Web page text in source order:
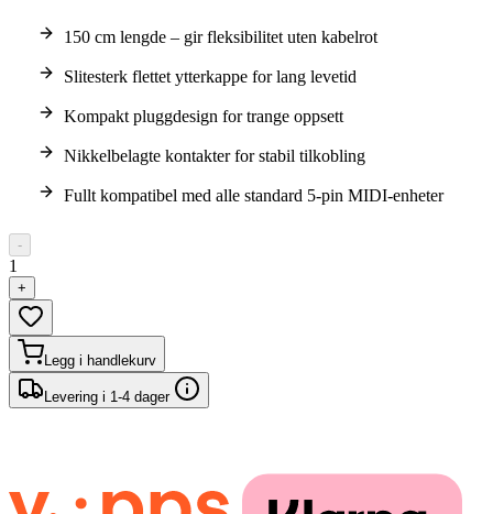
150 cm lengde – gir fleksibilitet uten kabelrot
Slitesterk flettet ytterkappe for lang levetid
Kompakt pluggdesign for trange oppsett
Nikkelbelagte kontakter for stabil tilkobling
Fullt kompatibel med alle standard 5-pin MIDI-enheter
-
1
+
Legg i handlekurv
Levering i 1-4 dager